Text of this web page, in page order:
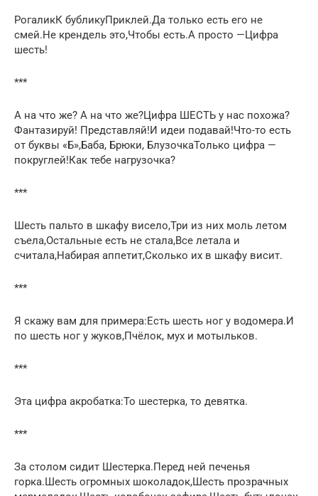
РогаликК бубликуПриклей.Да только есть его не
смей.Не крендель это,Чтобы есть.А просто —Цифра
шесть!
***
А на что же? А на что же?Цифра ШЕСТЬ у нас похожа?
Фантазируй! Представляй!И идеи подавай!Что-то есть
от буквы «Б»,Баба, Брюки, БлузочкаТолько цифра —
покруглей!Как тебе нагрузочка?
***
Шесть пальто в шкафу висело,Три из них моль летом
съела,Остальные есть не стала,Все летала и
считала,Набирая аппетит,Сколько их в шкафу висит.
***
Я скажу вам для примера:Есть шесть ног у водомера.И
по шесть ног у жуков,Пчёлок, мух и мотыльков.
***
Эта цифра акробатка:То шестерка, то девятка.
***
За столом сидит Шестерка.Перед ней печенья
горка.Шесть огромных шоколадок,Шесть прозрачных